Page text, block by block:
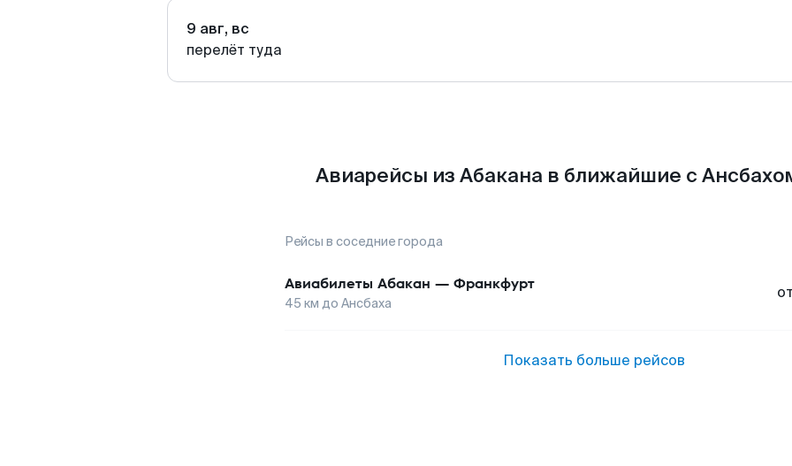
9 авг, вс
перелёт туда
Авиарейсы из Абакана в ближайшие с
Рейсы в соседние города
Авиабилеты Абакан — Франкфурт
45 км до Ансбаха
от
Показать больше рейсов